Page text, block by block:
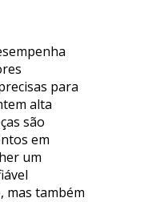
para
alta
são
em
um
mas também